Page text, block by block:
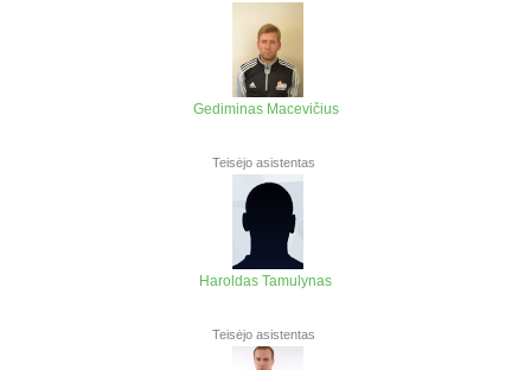
Gediminas Macevičius
Teisėjo asistentas
Haroldas Tamulynas
Teisėjo asistentas